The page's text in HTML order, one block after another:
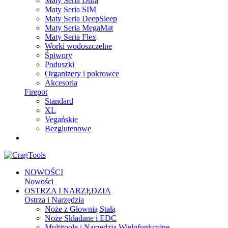
Maty Seria SIM
Maty Seria DeepSleep
Maty Seria MegaMat
Maty Seria Flex
Worki wodoszczelne
Śpiwory
Poduszki
Organizery i pokrowce
Akcesoria
Firepot
Standard
XL
Vegańskie
Bezglutenowe
NOWOŚCI
Nowości
OSTRZA I NARZĘDZIA
Ostrza i Narzędzia
Noże z Głownią Stałą
Noże Składane i EDC